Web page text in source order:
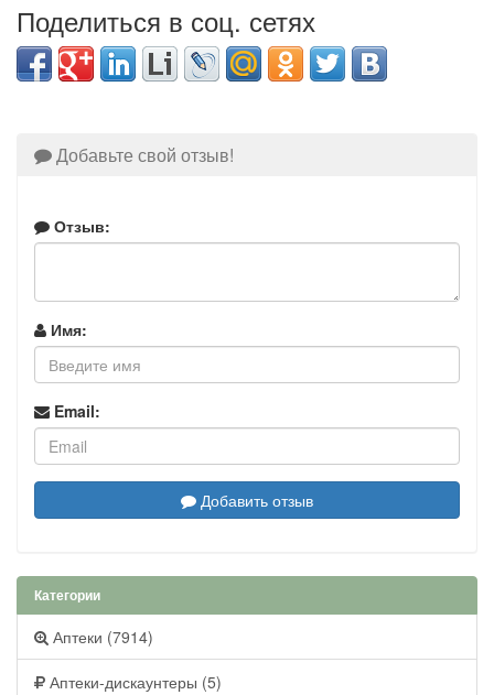
Поделиться в соц. сетях
Добавьте свой отзыв!
Отзыв:
Имя:
Email:
Добавить отзыв
Категории
Аптеки (7914)
Аптеки-дискаунтеры (5)